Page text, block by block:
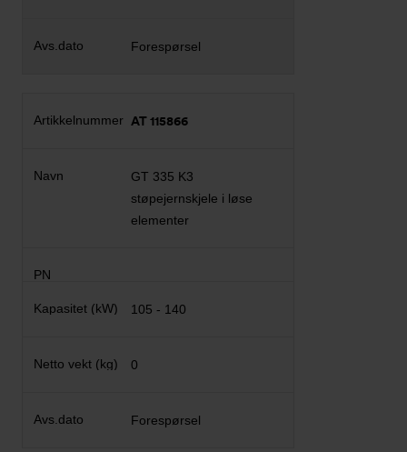
Forespørsel
AT 115866
GT 335 K3
støpejernskjele i løse
elementer
105 - 140
0
Forespørsel